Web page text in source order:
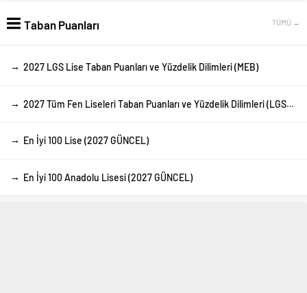
Taban Puanları TÜMÜ →
→ 2027 LGS Lise Taban Puanları ve Yüzdelik Dilimleri (MEB)
→ 2027 Tüm Fen Liseleri Taban Puanları ve Yüzdelik Dilimleri (LGS-MEB)
→ En İyi 100 Lise (2027 GÜNCEL)
→ En İyi 100 Anadolu Lisesi (2027 GÜNCEL)